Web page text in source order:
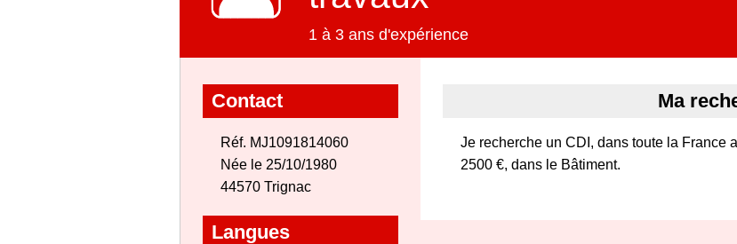
1 à 3 ans d'expérience
Contact
Réf. MJ1091814060
Née le 25/10/1980
44570 Trignac
Langues
Ma
Je recherche un CDI, dans toute la France
2500 €, dans le Bâtiment.